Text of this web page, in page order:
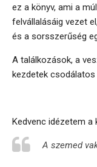
ez a könyv, ami a
felvállalásáig vezet
és a sorsszerűség
A találkozások, a
kezdetek
Kedvenc idézetem a
A szemed